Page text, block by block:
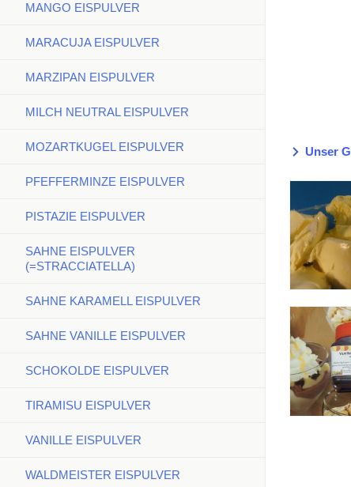
MANGO EISPULVER
MARACUJA EISPULVER
MARZIPAN EISPULVER
MILCH NEUTRAL EISPULVER
MOZARTKUGEL EISPULVER
PFEFFERMINZE EISPULVER
PISTAZIE EISPULVER
SAHNE EISPULVER
(=STRACCIATELLA)
SAHNE KARAMELL EISPULVER
SAHNE VANILLE EISPULVER
SCHOKOLDE EISPULVER
TIRAMISU EISPULVER
VANILLE EISPULVER
WALDMEISTER EISPULVER
Unser